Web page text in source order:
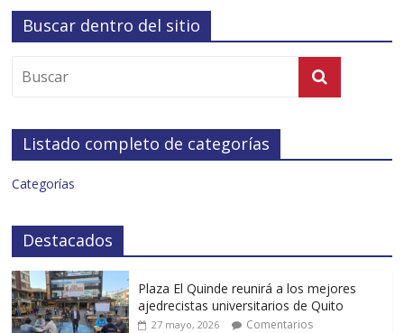
Buscar dentro del sitio
Listado completo de categorías
Categorías
Destacados
Plaza El Quinde reunirá a los mejores
ajedrecistas universitarios de Quito
27 mayo, 2026
Comentarios